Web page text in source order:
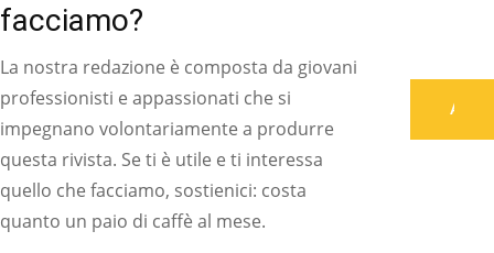
facciamo?
La nostra redazione è composta da giovani
professionisti e appassionati che si
impegnano volontariamente a produrre
questa rivista. Se ti è utile e ti interessa
quello che facciamo, sostienici: costa
quanto un paio di caffè al mese.